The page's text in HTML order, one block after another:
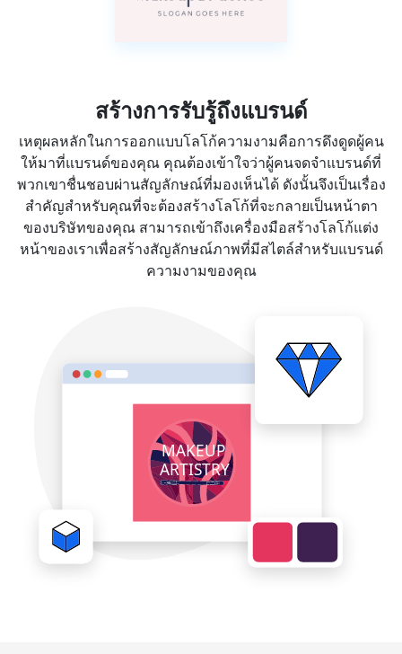
สร้างการรับรู้ถึงแบรนด์
เหตุผลหลักในการออกแบบโลโก้ความงามคือการดึงดูดผู้คน
ให้มาที่แบรนด์ของคุณ คุณต้องเข้าใจว่าผู้คนจดจำแบรนด์ที่
พวกเขาชื่นชอบผ่านสัญลักษณ์ที่มองเห็นได้ ดังนั้นจึงเป็นเรื่อง
สำคัญสำหรับคุณที่จะต้องสร้างโลโก้ที่จะกลายเป็นหน้าตา
ของบริษัทของคุณ สามารถเข้าถึงเครื่องมือสร้างโลโก้แต่ง
หน้าของเราเพื่อสร้างสัญลักษณ์ภาพที่มีสไตล์สำหรับแบรนด์
ความงามของคุณ